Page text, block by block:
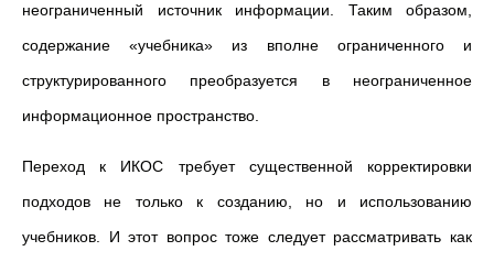
неограниченный источник информации. Таким образом,
содержание «учебника» из вполне ограниченного и
структурированного преобразуется в неограниченное
информационное пространство.
Переход к ИКОС требует существенной корректировки
подходов не только к созданию, но и использованию
учебников. И этот вопрос тоже следует рассматривать как